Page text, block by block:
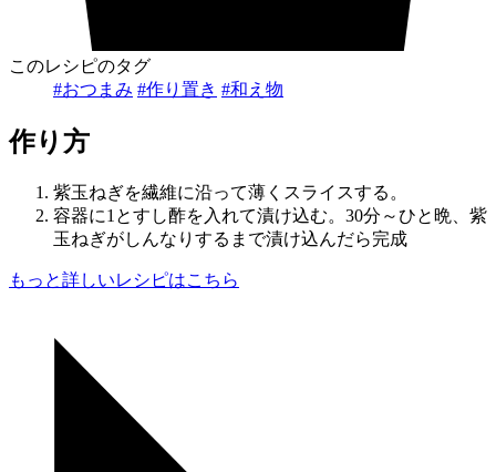
このレシピのタグ
#おつまみ #作り置き #和え物
作り方
紫玉ねぎを繊維に沿って薄くスライスする。
容器に1とすし酢を入れて漬け込む。30分～ひと晩、紫
玉ねぎがしんなりするまで漬け込んだら完成
もっと詳しいレシピはこちら